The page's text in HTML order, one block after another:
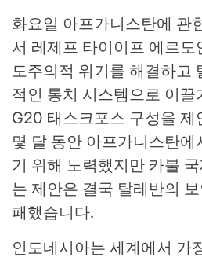
화요일 아프가니스탄에 관
서 레제프 타이이프 에르도
도주의적 위기를 해결하고
적인 통치 시스템으로 이끌
G20 태스크포스 구성을 제
몇 달 동안 아프가니스탄
기 위해 노력했지만 카불
는 제안은 결국 탈레반의
패했습니다.
인도네시아는 세계에서 가